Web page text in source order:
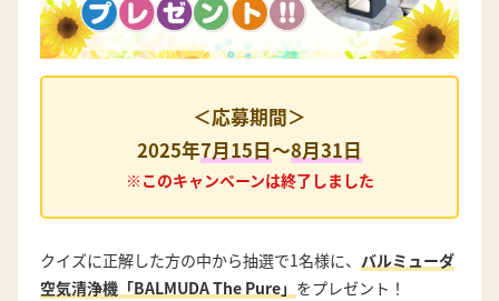
＜応募期間＞
2025年7月15日～8月31日
※このキャンペーンは終了しました
クイズに正解した方の中から抽選で1名様に、 バルミューダ
空気清浄機「BALMUDA The Pure」 をプレゼント！